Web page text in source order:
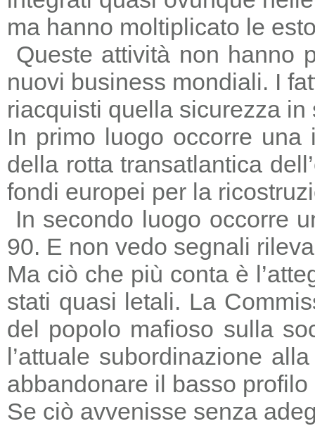
ma hanno moltiplicato le
Queste attività non hanno
nuovi business mondiali. I
riacquisti quella sicurezza
In primo luogo occorre
della rotta transatlantica
fondi europei per la
In secondo luogo occorre
90. E non vedo segnali
Ma ciò che più conta è
stati quasi letali. La
del popolo mafioso sulla
l’attuale subordinazione
abbandonare il basso
Se ciò avvenisse senza